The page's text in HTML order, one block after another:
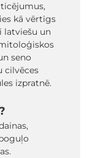
ticējumus,
kā vērtīgs
latviešu un
seno
cilvēces
izpratnē.